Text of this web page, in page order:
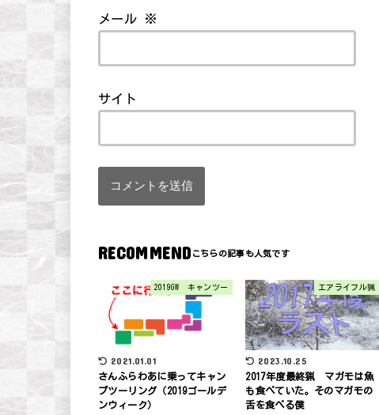
メール ※
サイト
RECOMMEND
2019GW キャンツー
2021.01.01
さんふらわあに乗ってキャン
プツーリング（2019ゴールデ
ンウィーク）
エアライフル猟
2023.10.25
2017年度最終猟 マガモは魚
も食べていた。そのマガモの
舌を食べる僕